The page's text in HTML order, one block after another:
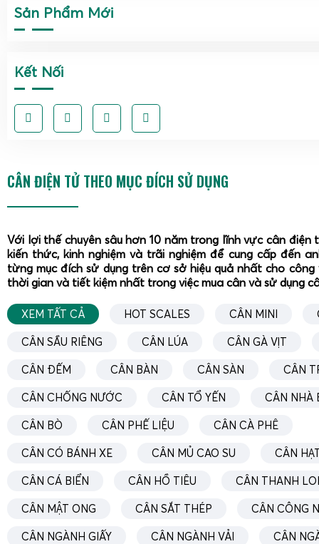
Sản Phẩm Mới
Kết Nối
nhiều bụi, hoặc khu vực rửa nước thường xuyên như lò
nhà máy chế biến thực phẩm.
Danh mục
ngành nghề: công nghiệp, nông nghiệp, logistics, chăn
sản xuất vật liệu xây dựng. Mỗi dòng cân được tối ưu cho
Cân sàn điện tử 1 tấn – Giải pháp cho kho bãi và
CÂN ĐIỆN TỬ THEO MỤC ĐÍCH SỬ DỤNG
Với lợi thế chuyên sâu hơn 10 năm trong lĩnh vực cân điện
kiến thức, kinh nghiệm và trãi nghiệm để cung cấp đến
từng mục đích sử dụng trên cơ sở hiệu quả nhất cho
thời gian và tiết kiệm nhất trong việc mua cân và sử dụng
XEM TẤT CẢ HOT SCALES CÂN MINI
CÂN SẦU RIÊNG CÂN LÚA CÂN GÀ VỊT
CÂN ĐẾM CÂN BÀN CÂN SÀN CÂN
CÂN CHỐNG NƯỚC CÂN TỔ YẾN CÂN NHÀ
CÂN BÒ CÂN PHẾ LIỆU CÂN CÀ PHÊ
CÂN CÓ BÁNH XE CÂN MỦ CAO SU CÂN
CÂN CÁ BIỂN CÂN HỒ TIÊU CÂN THANH
CÂN MẬT ONG CÂN SẮT THÉP CÂN CÔNG
CÂN NGÀNH GIẤY CÂN NGÀNH VẢI CÂN